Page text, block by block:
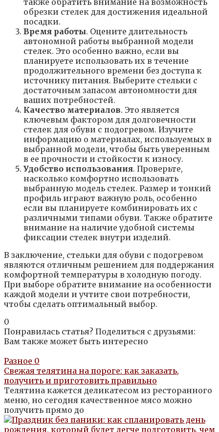
также обратить внимание на возможность
обрезки стелек для достижения идеальной
посадки.
Время работы. Оцените длительность
автономной работы выбранной модели
стелек. Это особенно важно, если вы
планируете использовать их в течение
продолжительного времени без доступа к
источнику питания. Выберите стельки с
достаточным запасом автономности для
ваших потребностей.
Качество материалов. Это является
ключевым фактором для долговечности
стелек для обуви с подогревом. Изучите
информацию о материалах, используемых в
выбранной модели, чтобы быть уверенным
в ее прочности и стойкости к износу.
Удобство использования. Проверьте,
насколько комфортно использовать
выбранную модель стелек. Размер и тонкий
профиль играют важную роль, особенно
если вы планируете комбинировать их с
различными типами обуви. Также обратите
внимание на наличие удобной системы
фиксации стелек внутри изделий.
В заключение, стельки для обуви с подогревом
являются отличным решением для поддержания
комфортной температуры в холодную погоду.
При выборе обратите внимание на особенности
каждой модели и учтите свои потребности,
чтобы сделать оптимальный выбор.
0
Понравилась статья? Поделиться с друзьями:
Вам также может быть интересно
Разное 0
Свежая телятина на пороге: как заказать,
получить и приготовить правильно
Телятина кажется деликатесом из ресторанного
меню, но сегодня качественное мясо можно
получить прямо до